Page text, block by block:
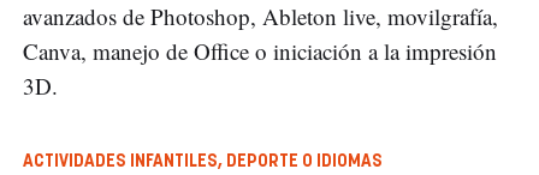
avanzados de Photoshop, Ableton live, movilgrafía,
Canva, manejo de Office o iniciación a la impresión
3D.
ACTIVIDADES INFANTILES, DEPORTE O IDIOMAS